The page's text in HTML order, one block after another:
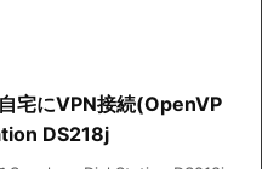
宅にVPN接続(OpenVP
DS218j